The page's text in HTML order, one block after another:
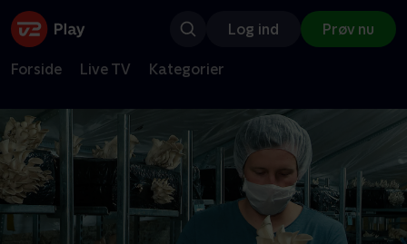
Log ind Prøv nu
Forside Live TV Kategorier